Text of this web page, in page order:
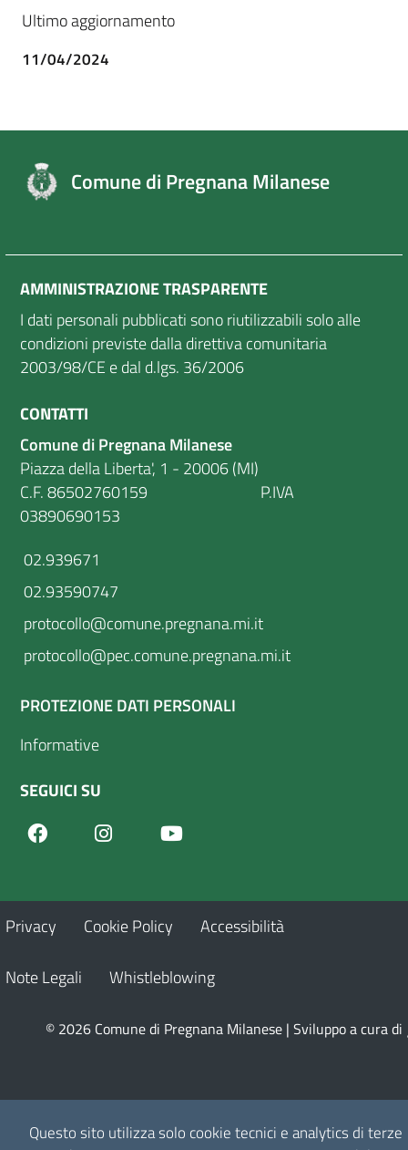
Questo sito utilizza solo cookie tecnici e analytics di terze
Ultimo aggiornamento
11/04/2024
Comune di Pregnana Milanese
AMMINISTRAZIONE TRASPARENTE
I dati personali pubblicati sono riutilizzabili solo alle
condizioni previste dalla direttiva comunitaria
2003/98/CE e dal d.lgs. 36/2006
CONTATTI
Comune di Pregnana Milanese
Piazza della Liberta', 1 - 20006 (MI)
C.F. 86502760159 P.IVA
03890690153
02.939671
02.93590747
protocollo@comune.pregnana.mi.it
protocollo@pec.comune.pregnana.mi.it
PROTEZIONE DATI PERSONALI
Informative
SEGUICI SU
FacebookInstagram
Privacy Cookie Policy Accessibilità
Note Legali Whistleblowing
© 2026 Comune di Pregnana Milanese | Sviluppo a cura di